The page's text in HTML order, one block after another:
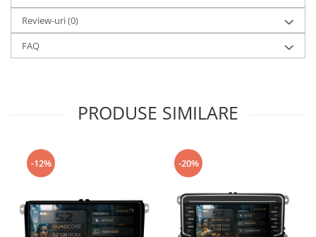
Review-uri(0)
FAQ
PRODUSE SIMILARE
-12% -20%